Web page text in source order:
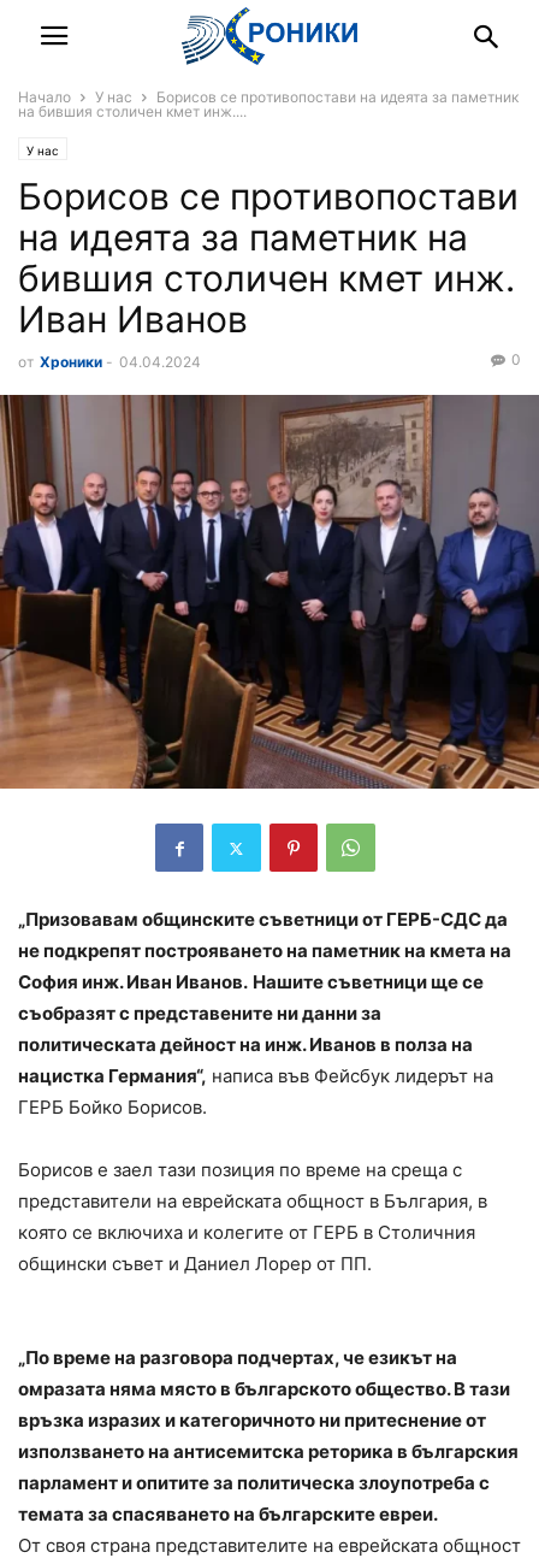
Начало У нас
Борисов се противопостави на идеята за паметник
на бившия столичен кмет инж....
У нас
Борисов се противопостави
на идеята за паметник на
бившия столичен кмет инж.
Иван Иванов
от Хроники - 04.04.2024 0
„Призовавам общинските съветници от ГЕРБ-СДС да
не подкрепят построяването на паметник на кмета на
София инж. Иван Иванов. Нашите съветници ще се
съобразят с представените ни данни за
политическата дейност на инж. Иванов в полза на
нацистка Германия“, написа във Фейсбук лидерът на
ГЕРБ Бойко Борисов.
Борисов е заел тази позиция по време на среща с
представители на еврейската общност в България, в
която се включиха и колегите от ГЕРБ в Столичния
общински съвет и Даниел Лорер от ПП.
„По време на разговора подчертах, че езикът на
омразата няма място в българското общество. В тази
връзка изразих и категоричното ни притеснение от
използването на антисемитска реторика в българския
парламент и опитите за политическа злоупотреба с
темата за спасяването на българските евреи.
От своя страна представителите на еврейската общност